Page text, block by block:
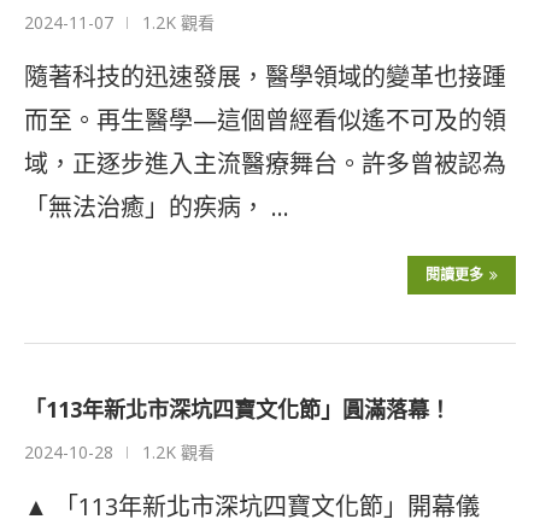
2024-11-07 1.2K 觀看
隨著科技的迅速發展，醫學領域的變革也接踵
而至。再生醫學—這個曾經看似遙不可及的領
域，正逐步進入主流醫療舞台。許多曾被認為
「無法治癒」的疾病， …
閱讀更多
「113年新北市深坑四寶文化節」圓滿落幕！
2024-10-28 1.2K 觀看
▲ 「113年新北市深坑四寶文化節」開幕儀